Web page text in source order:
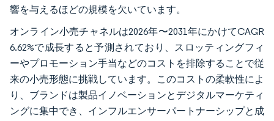
響を与えるほどの規模を欠いています。
オンライン小売チャネルは2026年〜2031年にかけてCAGR
6.62%で成長すると予測されており、スロッティングフィ
ーやプロモーション手当などのコストを排除することで従
来の小売形態に挑戦しています。このコストの柔軟性によ
り、ブランドは製品イノベーションとデジタルマーケティ
ングに集中でき、インフルエンサーパートナーシップと成